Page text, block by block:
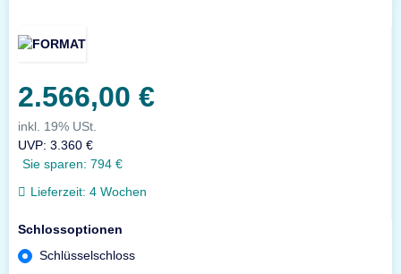
2.566,00 €
inkl. 19% USt.
UVP: 3.360 €
Sie sparen: 794 €
Lieferzeit: 4 Wochen
Schlossoptionen
Schlüsselschloss